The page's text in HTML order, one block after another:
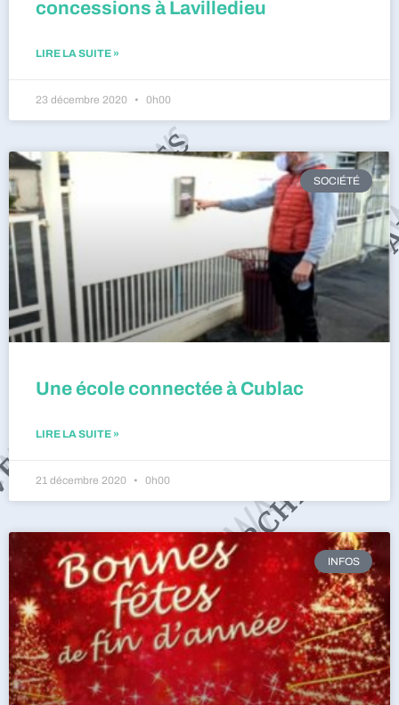
concessions à Lavilledieu
LIRE LA SUITE »
23 décembre 2020 0h00
SOCIÉTÉ
Une école connectée à Cublac
LIRE LA SUITE »
21 décembre 2020 0h00
INFOS